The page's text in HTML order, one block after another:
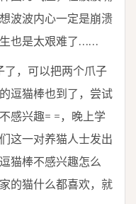
波波内心一定是崩溃
也是太艰难了……
了，可以把两个爪子
逗猫棒也到了，尝试
感兴趣= =，晚上学
这一对养猫人士发出
猫棒不感兴趣怎么
的猫什么都喜欢，就